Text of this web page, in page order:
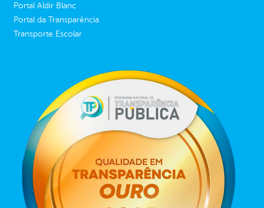
Portal Aldir Blanc
Portal da Transparência
Transporte Escolar